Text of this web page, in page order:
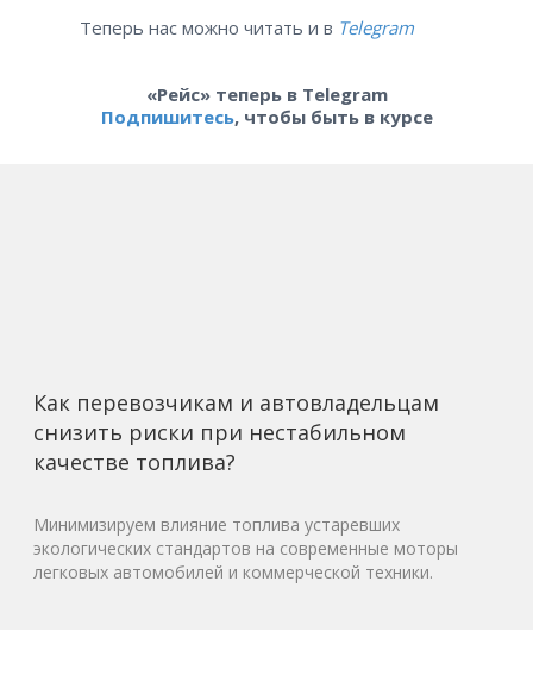
Теперь нас можно читать и в Telegram
«Рейс» теперь в Telegram
Подпишитесь, чтобы быть в курсе
Как перевозчикам и автовладельцам
снизить риски при нестабильном
качестве топлива?
Минимизируем влияние топлива устаревших
экологических стандартов на современные моторы
легковых автомобилей и коммерческой техники.